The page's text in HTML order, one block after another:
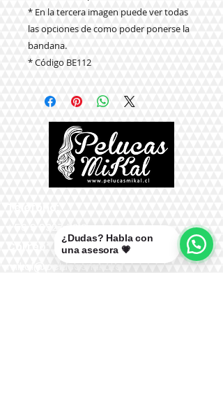
* En la tercera imagen puede ver todas
las opciones de como poder ponerse la
bandana.
* Código BE112
mikal@pelucasmikal.cl
¿Dudas? Habla con
una asesora 💗